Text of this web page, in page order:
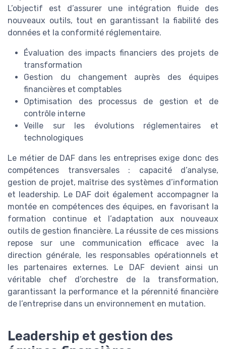
L’objectif est d’assurer une intégration fluide des
nouveaux outils, tout en garantissant la fiabilité des
données et la conformité réglementaire.
Évaluation des impacts financiers des projets de
transformation
Gestion du changement auprès des équipes
financières et comptables
Optimisation des processus de gestion et de
contrôle interne
Veille sur les évolutions réglementaires et
technologiques
Le métier de DAF dans les entreprises exige donc des
compétences transversales : capacité d’analyse,
gestion de projet, maîtrise des systèmes d’information
et leadership. Le DAF doit également accompagner la
montée en compétences des équipes, en favorisant la
formation continue et l’adaptation aux nouveaux
outils de gestion financière. La réussite de ces missions
repose sur une communication efficace avec la
direction générale, les responsables opérationnels et
les partenaires externes. Le DAF devient ainsi un
véritable chef d’orchestre de la transformation,
garantissant la performance et la pérennité financière
de l’entreprise dans un environnement en mutation.
Leadership et gestion des